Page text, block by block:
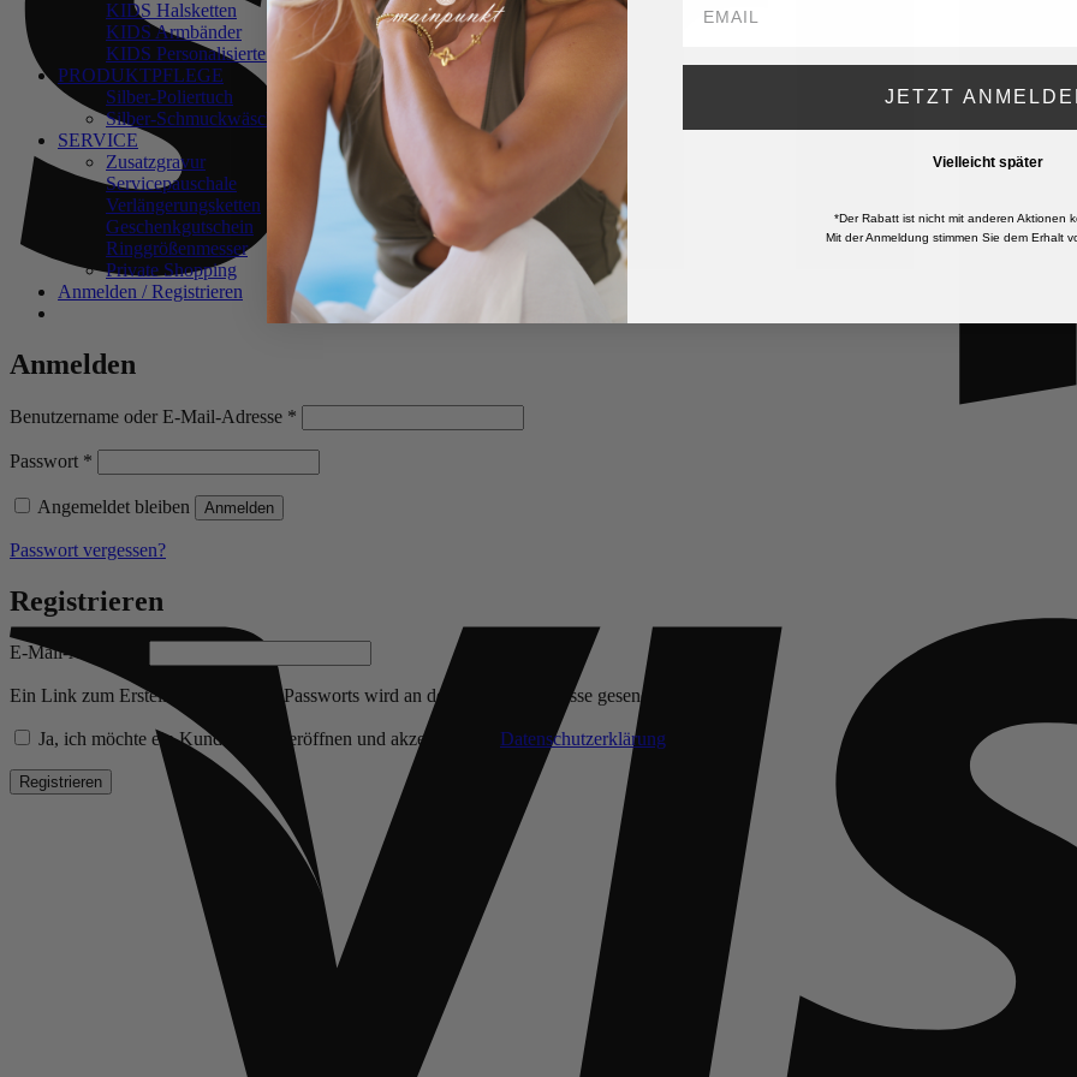
KIDS Halsketten
KIDS Armbänder
KIDS Personalisierte Schmuckstücke
PRODUKTPFLEGE
Silber-Poliertuch
Silber-Schmuckwäsche
SERVICE
Zusatzgravur
Servicepauschale
Verlängerungsketten
Geschenkgutschein
Ringgrößenmesser
Private Shopping
Anmelden / Registrieren
Anmelden
Benutzername oder E-Mail-Adresse *
Passwort *
Angemeldet bleiben Anmelden
Passwort vergessen?
Registrieren
E-Mail-Adresse
Ein Link zum Erstellen eines neuen Passworts wird an deine E-Mail-Adresse gesendet.
Ja, ich möchte ein Kundenkonto eröffnen und akzeptiere die Datenschutzerklärung Erforderlich
Registrieren
JETZT
Vielleicht später
*Der Rabatt ist nicht mit anderen Aktionen
Mit der Anmeldung stimmen Sie dem Erhalt